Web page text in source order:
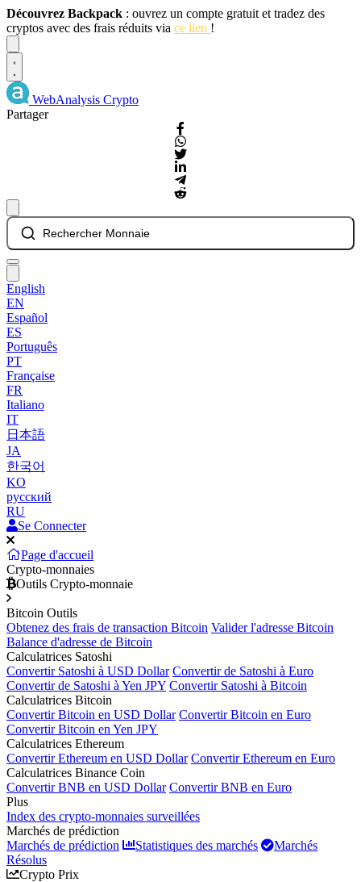
Découvrez Backpack : ouvrez un compte gratuit et tradez des
cryptos avec des frais réduits via ce lien !
WebAnalysis Crypto
Partager
Rechercher Monnaie
English
EN
Español
ES
Português
PT
Française
FR
Italiano
IT
日本語
JA
한국어
KO
русский
RU
Se Connecter
Page d'accueil
Crypto-monnaies
Outils Crypto-monnaie
Bitcoin Outils
Obtenez des frais de transaction Bitcoin Valider l'adresse Bitcoin
Balance d'adresse de Bitcoin
Calculatrices Satoshi
Convertir Satoshi à USD Dollar Convertir de Satoshi à Euro
Convertir de Satoshi à Yen JPY Convertir Satoshi à Bitcoin
Calculatrices Bitcoin
Convertir Bitcoin en USD Dollar Convertir Bitcoin en Euro
Convertir Bitcoin en Yen JPY
Calculatrices Ethereum
Convertir Ethereum en USD Dollar Convertir Ethereum en Euro
Calculatrices Binance Coin
Convertir BNB en USD Dollar Convertir BNB en Euro
Plus
Index des crypto-monnaies surveillées
Marchés de prédiction
Marchés de prédiction
Statistiques des marchés
Marchés
Résolus
Crypto Prix